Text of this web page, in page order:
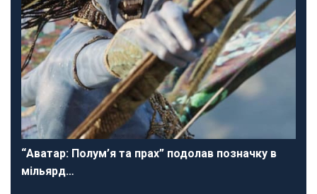
“Аватар: Полум’я та прах” подолав позначку в
мільярд…